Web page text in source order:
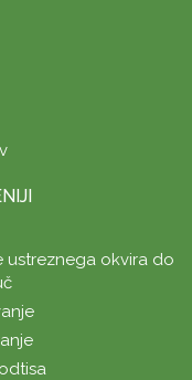
ustreznega okvira do